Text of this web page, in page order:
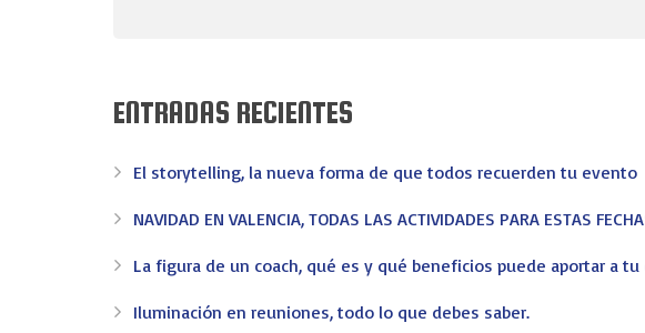
ENTRADAS RECIENTES
El storytelling, la nueva forma de que todos recuerden tu evento
NAVIDAD EN VALENCIA, TODAS LAS ACTIVIDADES PARA ESTAS
La figura de un coach, qué es y qué beneficios puede aportar a
Iluminación en reuniones, todo lo que debes saber.